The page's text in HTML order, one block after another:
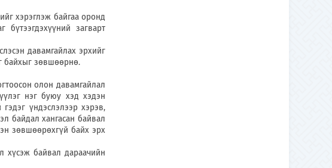
хэрэглэж байгаа оронд
бүтээгдэхүүний загварт
давамгайлах эрхийг
байхыг зөвшөөрнө.
олон давамгайлал
нэг буюу хэд хэдэн
үндэслэлээр хэрэв,
байдал хангасан байвал
зөвшөөрөхгүй байх эрх
байвал дараачийн